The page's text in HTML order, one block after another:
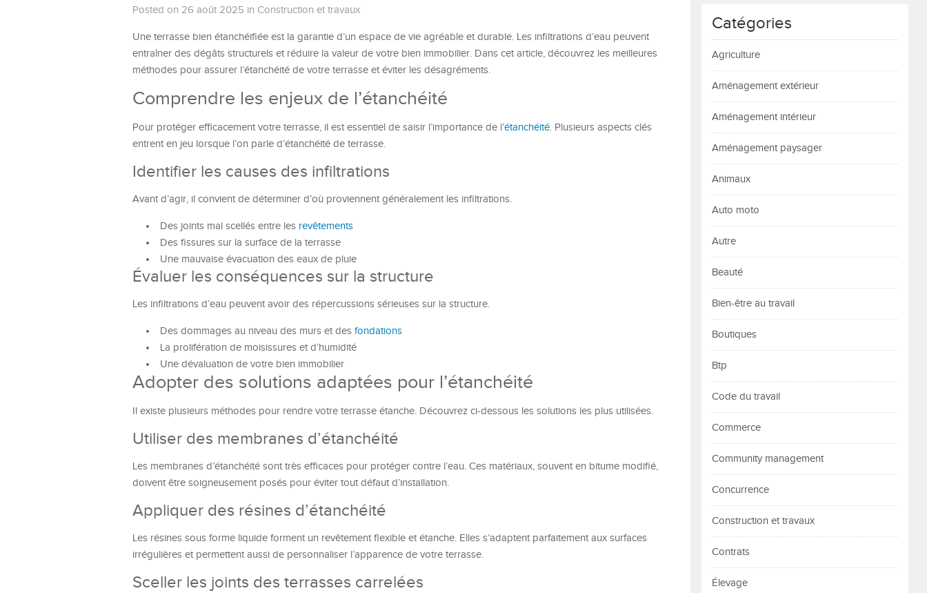
Posted on 26 août 2025 in Construction et travaux
Une terrasse bien étanchéifiée est la garantie d’un espace de vie agréable et durable. Les infiltrations d’eau peuvent
entraîner des dégâts structurels et réduire la valeur de votre bien immobilier. Dans cet article, découvrez les meilleures
méthodes pour assurer l’étanchéité de votre terrasse et éviter les désagréments.
Comprendre les enjeux de l’étanchéité
Pour protéger efficacement votre terrasse, il est essentiel de saisir l’importance de l’étanchéité. Plusieurs aspects clés
entrent en jeu lorsque l’on parle d’étanchéité de terrasse.
Identifier les causes des infiltrations
Avant d’agir, il convient de déterminer d’où proviennent généralement les infiltrations.
Des joints mal scellés entre les revêtements
Des fissures sur la surface de la terrasse
Une mauvaise évacuation des eaux de pluie
Évaluer les conséquences sur la structure
Les infiltrations d’eau peuvent avoir des répercussions sérieuses sur la structure.
Des dommages au niveau des murs et des fondations
La prolifération de moisissures et d’humidité
Une dévaluation de votre bien immobilier
Adopter des solutions adaptées pour l’étanchéité
Il existe plusieurs méthodes pour rendre votre terrasse étanche. Découvrez ci-dessous les solutions les plus utilisées.
Utiliser des membranes d’étanchéité
Les membranes d’étanchéité sont très efficaces pour protéger contre l’eau. Ces matériaux, souvent en bitume modifié,
doivent être soigneusement posés pour éviter tout défaut d’installation.
Appliquer des résines d’étanchéité
Les résines sous forme liquide forment un revêtement flexible et étanche. Elles s’adaptent parfaitement aux surfaces
irrégulières et permettent aussi de personnaliser l’apparence de votre terrasse.
Sceller les joints des terrasses carrelées
Catégories
Agriculture
Aménagement extérieur
Aménagement intérieur
Aménagement paysager
Animaux
Auto moto
Autre
Beauté
Bien-être au travail
Boutiques
Btp
Code du travail
Commerce
Community management
Concurrence
Construction et travaux
Contrats
Élevage